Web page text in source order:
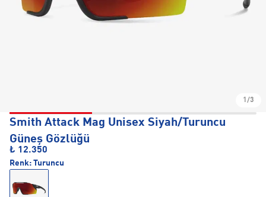
1/3
Smith Attack Mag Unisex Siyah/Turuncu
Güneş Gözlüğü
₺ 12.350
Renk: Turuncu